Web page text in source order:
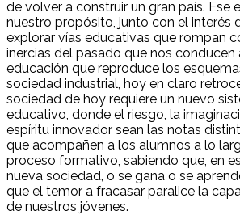
de volver a construir un gran país. Ese
nuestro propósito, junto con el interés
explorar vías educativas que rompan
inercias del pasado que nos conducen
educación que reproduce los
sociedad industrial, hoy en claro
sociedad de hoy requiere un nuevo
educativo, donde el riesgo, la
espíritu innovador sean las notas
que acompañen a los alumnos a lo
proceso formativo, sabiendo que, en
nueva sociedad, o se gana o se
que el temor a fracasar paralice la
de nuestros jóvenes.